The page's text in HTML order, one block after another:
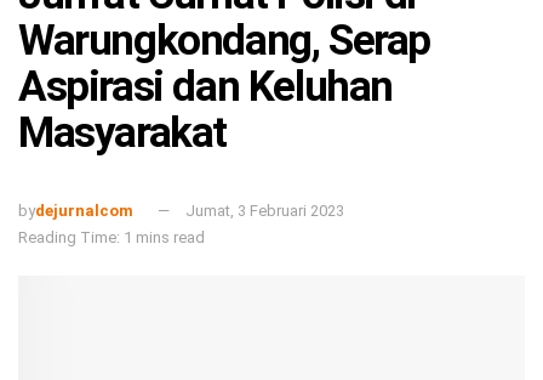
Warungkondang, Serap
Aspirasi dan Keluhan
Masyarakat
bydejurnalcom
Jumat, 3 Februari 2023
Reading Time: 1 mins read